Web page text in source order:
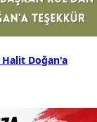
Doğan'a